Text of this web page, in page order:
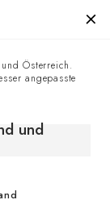
Know-how
Österreich.
angepasste
und